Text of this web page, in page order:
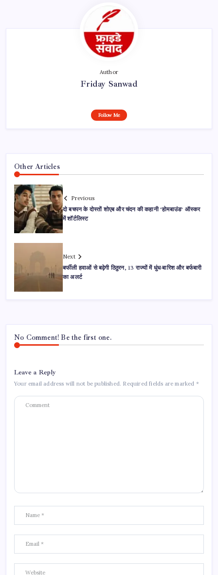
Author
Friday Sanwad
Follow Me
Other Articles
Previous
दो बचपन के दोस्तों शोएब और चंदन की कहानी ‘होमबाउंड’ ऑस्कर
में शॉर्टलिस्ट
Next
बर्फीली हवाओं से बढ़ेगी ठिठुरन, 13 राज्यों में धुंध-बारिश और बर्फबारी
का अलर्ट
No Comment! Be the first one.
Leave a Reply
Your email address will not be published. Required fields are marked *